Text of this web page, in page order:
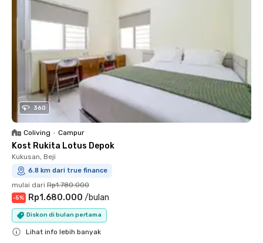
360
Coliving • Campur
Kost Rukita Lotus Depok
Kukusan, Beji
6.8 km dari true finance
mulai dari Rp1.780.000
-5% Rp1.680.000 /bulan
Diskon di bulan pertama
Lihat info lebih banyak